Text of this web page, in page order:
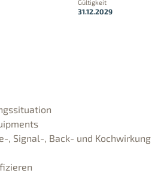
Gültigkeit
31.12.2029
, Signal-, Back- und Kochwirkung